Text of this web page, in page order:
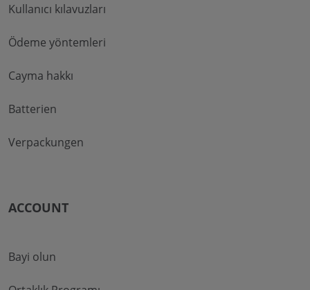
Kullanıcı kılavuzları
Ödeme yöntemleri
Cayma hakkı
Batterien
Verpackungen
ACCOUNT
Bayi olun